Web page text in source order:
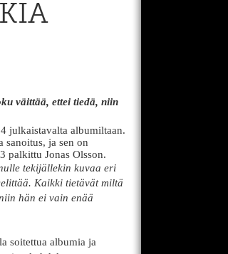
väittää, ettei tiedä, niin
julkaistavalta albumiltaan.
sanoitus, ja sen on
palkittu Jonas Olsson.
tekijällekin kuvaa eri
Kaikki tietävät miltä
hän ei vain enää
soitettua albumia ja